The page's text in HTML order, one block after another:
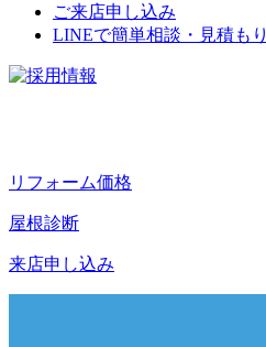
ご来店申し込み
LINEで簡単相談・見積もり
リフォーム価格
屋根診断
来店申し込み